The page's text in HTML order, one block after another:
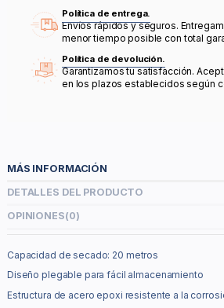
Política de entrega.
Envíos rápidos y seguros.
menor tiempo posible con total
Política de devolución.
Garantizamos tu satisfacción.
en los plazos establecidos según
MÁS INFORMACIÓN
DETALLES DEL PRODUCTO
OPINIONES(0)
Capacidad de secado: 20 metros
Diseño plegable para fácil almacenamiento
Estructura de acero epoxi resistente a la